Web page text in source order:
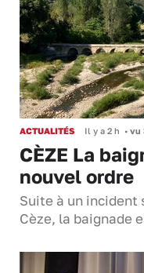
ACTUALITÉS Il y a 2 h • vu
CÈZE La
nouvel ordre
Suite à un incident
Cèze, la baignade